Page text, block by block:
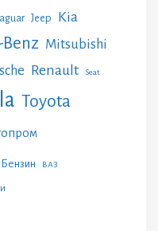
Jeep Kia
Mitsubishi
Renault Seat
Toyota
Бензин ВАЗ